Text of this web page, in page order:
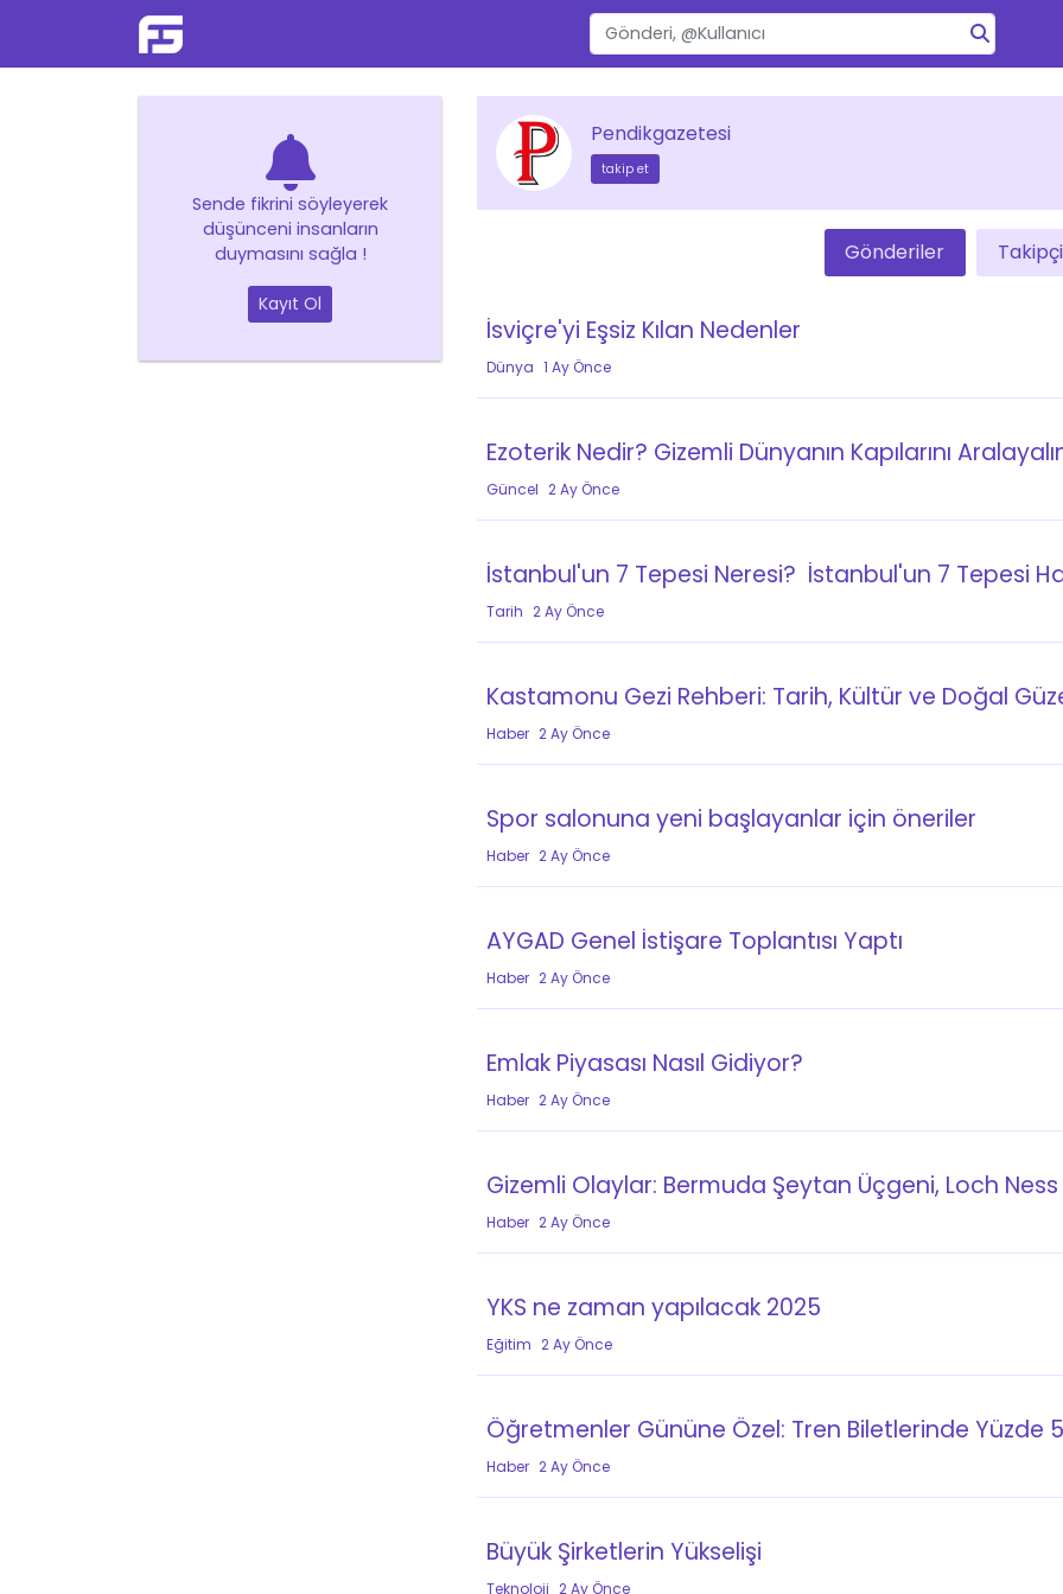
Pendikgazetesi
takip et
Gönderiler
İsviçre'yi Eşsiz Kılan Nedenler
Dünya 1 Ay Önce
Ezoterik Nedir? Gizemli Dünyanın Kapılarını
Güncel 2 Ay Önce
İstanbul'un 7 Tepesi Neresi? İstanbul'un 7 Tepesi
Tarih 2 Ay Önce
Kastamonu Gezi Rehberi: Tarih, Kültür ve Doğal
Haber 2 Ay Önce
Spor salonuna yeni başlayanlar için öneriler
Haber 2 Ay Önce
AYGAD Genel İstişare Toplantısı Yaptı
Haber 2 Ay Önce
Emlak Piyasası Nasıl Gidiyor?
Haber 2 Ay Önce
Gizemli Olaylar: Bermuda Şeytan Üçgeni, Loch
Haber 2 Ay Önce
YKS ne zaman yapılacak 2025
Eğitim 2 Ay Önce
Öğretmenler Gününe Özel: Tren Biletlerinde Yüzde
Haber 2 Ay Önce
Büyük Şirketlerin Yükselişi
Teknoloji 2 Ay Önce
Sende fikrini söyleyerek
düşünceni insanların
duymasını sağla !
Kayıt Ol